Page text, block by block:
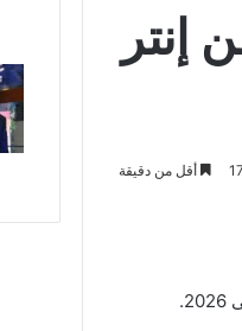
إنتر
أقل من دقيقة